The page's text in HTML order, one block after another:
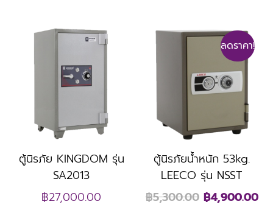
ตู้นิรภัย KINGDOM รุ่น
SA2013
฿27,000.00
ลดราคา!
ตู้นิรภัยน้ำหนัก 53kg.
LEECO รุ่น NSST
฿5,300.00 ฿4,900.00